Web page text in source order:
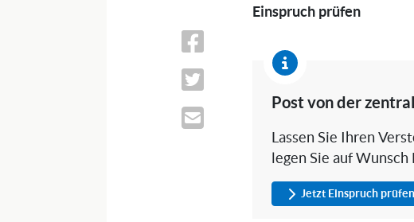
Einspruch prüfen
Post von der
Lassen Sie Ihren
legen Sie auf
Jetzt Einspruch prüfen